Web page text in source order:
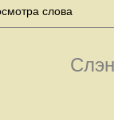
слова